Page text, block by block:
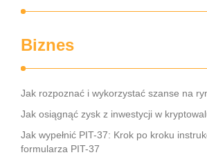
Biznes
Jak rozpoznać i wykorzystać szanse na
Jak osiągnąć zysk z inwestycji w
Jak wypełnić PIT-37: Krok po kroku
formularza PIT-37